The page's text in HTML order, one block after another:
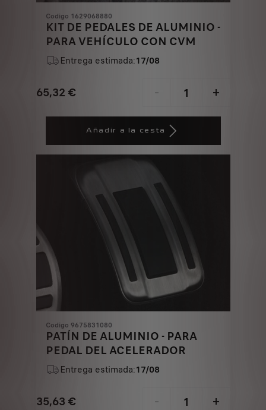
Codigo 1629068880
KIT DE PEDALES DE ALUMINIO -
PARA VEHÍCULO CON CVM
Entrega estimada:17/08
65,32 €
Price
€
- +
Quantity
1
Añadir a la cesta
Codigo 9675831080
PATÍN DE ALUMINIO - PARA
PEDAL DEL ACELERADOR
Entrega estimada:17/08
35,63 € - +